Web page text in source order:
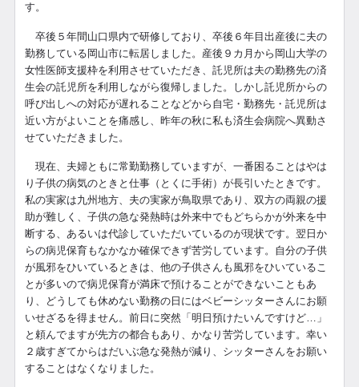
す。
卒後５年間山口県内で研修しており、卒後６年目出産後に夫の
勤務している岡山市に転居しました。産後９カ月から岡山大学の
女性医師支援枠を利用させていただき、託児所は夫の勤務先の済
生会の託児所を利用しながら復帰しました。しかし託児所からの
呼び出しへの対応が遅れることなどから自宅・勤務先・託児所は
近い方がよいことを痛感し、昨年の秋に私も済生会病院へ異動さ
せていただきました。
現在、夫婦ともに常勤勤務していますが、一番困ることはやは
り子供の病気のときと仕事（とくに手術）が長引いたときです。
私の実家は九州地方、夫の実家が鳥取県であり、双方の両親の援
助が難しく、子供の急な発熱時は外来中でもどちらかが外来を中
断する、あるいは代診していただいているのが現状です。翌日か
らの病児保育もなかなか確保できず苦労しています。自分の子供
が風邪をひいているときは、他の子供さんも風邪をひいているこ
とが多いので病児保育が満床で預けることができないこともあ
り、どうしても休めない勤務の日にはベビーシッターさんにお願
いせざるを得ません。前日に突然「明日預けたいんですけど…」
と頼んでますが先方の都合もあり、かなり苦労しています。幸い
２歳すぎてからはだいぶ急な発熱が減り、シッターさんをお願い
することはなくなりました。